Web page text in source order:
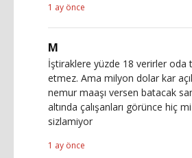
1 ay önce
M
İştiraklere yüzde 18 verirler oda
etmez. Ama milyon dolar kar
nemur maaşı versen batacak
altında çalışanları görünce hiç mi
sizlamiyor
1 ay önce